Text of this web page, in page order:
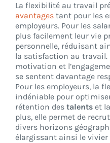
La flexibilité au travail
avantages tant pour les
employeurs. Pour les
plus facilement leur vie
personnelle, réduisant
la satisfaction au travail.
motivation et
se sentent davantage
Pour les employeurs, la
indéniable pour
rétention des talents et la
plus, elle permet de
divers horizons
élargissant ainsi le